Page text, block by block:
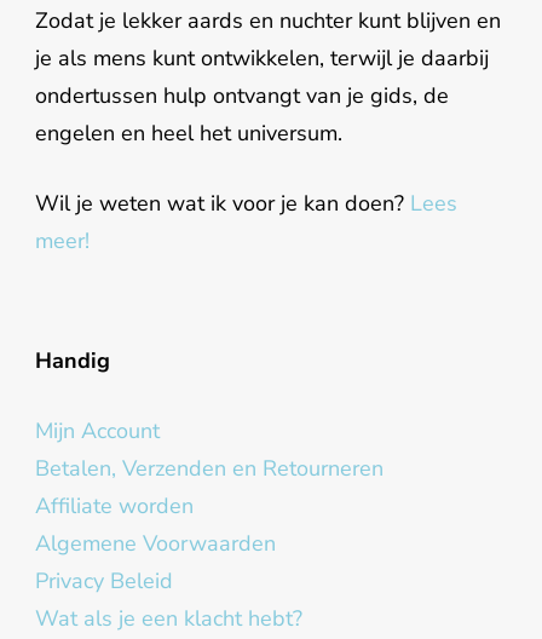
Zodat je lekker aards en nuchter kunt blijven en
je als mens kunt ontwikkelen, terwijl je daarbij
ondertussen hulp ontvangt van je gids, de
engelen en heel het universum.
Wil je weten wat ik voor je kan doen? Lees
meer!
Handig
Mijn Account
Betalen, Verzenden en Retourneren
Affiliate worden
Algemene Voorwaarden
Privacy Beleid
Wat als je een klacht hebt?